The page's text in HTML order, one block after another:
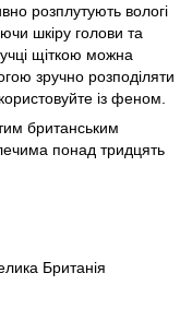
розплутують вологі
шкіру голови та
щіткою можна
зручно розподіляти
із феном.
британським
понад тридцять
Британія